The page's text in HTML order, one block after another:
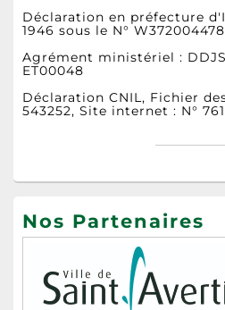
Déclaration en préfecture
1946 sous le N° W372004478
Agrément ministériel : DDJS
ET00048
Déclaration CNIL, Fichier
543252, Site internet : N°
Nos Partenaires